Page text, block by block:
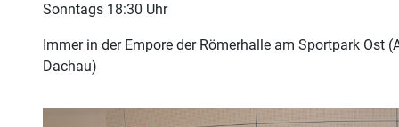
Sonntags 18:30 Uhr
Immer in der Empore der Römerhalle am Sportpark Ost
Dachau)